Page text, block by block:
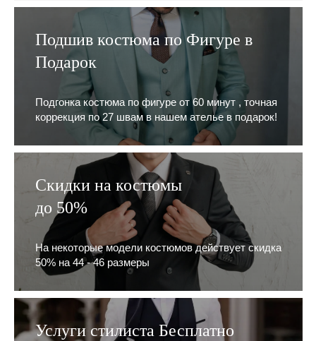
Подшив костюма по Фигуре в
Подарок
Подгонка костюма по фигуре от 60 минут , точная
коррекция по 27 швам в нашем ателье в подарок!
Скидки на костюмы
до 50%
На некоторые модели костюмов действует скидка
50% на 44 - 46 размеры
Услуги стилиста Бесплатно